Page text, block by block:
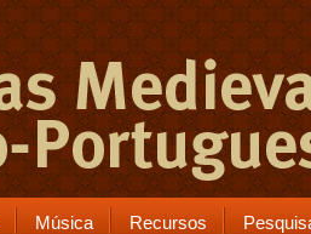
Música Recursos